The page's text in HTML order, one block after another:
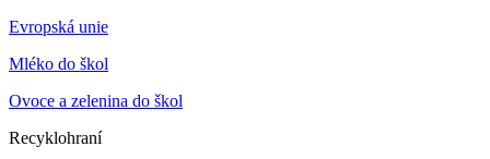
Evropská unie
Mléko do škol
Ovoce a zelenina do škol
Recyklohraní